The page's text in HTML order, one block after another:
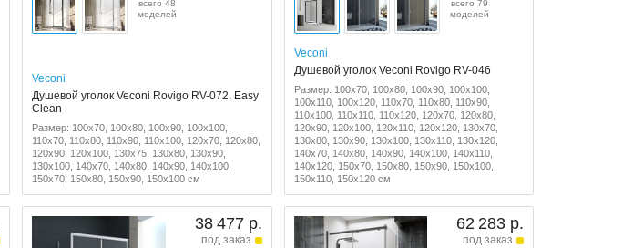
всего 48
моделей
Veconi
Душевой уголок Veconi Rovigo RV-072, Easy
Clean
Размер: 100x70, 100x80, 100x90, 100x100,
110x70, 110x80, 110x90, 110x100, 120x70, 120x80,
120x90, 120x100, 130x75, 130x80, 130x90,
130x100, 140x70, 140x80, 140x90, 140x100,
150x70, 150x80, 150x90, 150x100 см
всего 79
моделей
Veconi
Душевой уголок Veconi Rovigo RV-046
Размер: 100x70, 100x80, 100x90, 100x100,
100x110, 100x120, 110x70, 110x80, 110x90,
110x100, 110x110, 110x120, 120x70, 120x80,
120x90, 120x100, 120x110, 120x120, 130x70,
130x80, 130x90, 130x100, 130x110, 130x120,
140x70, 140x80, 140x90, 140x100, 140x110,
140x120, 150x70, 150x80, 150x90, 150x100,
150x110, 150x120 см
38 477 р.
под заказ
62 283 р.
под заказ